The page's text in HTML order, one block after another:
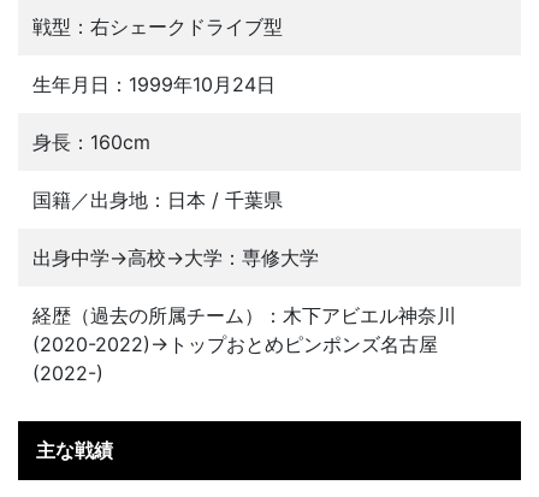
戦型：右シェークドライブ型
生年月日：1999年10月24日
身長：160cm
国籍／出身地：日本 / 千葉県
出身中学→高校→大学：専修大学
経歴（過去の所属チーム）：木下アビエル神奈川
(2020-2022)→トップおとめピンポンズ名古屋
(2022-)
主な戦績